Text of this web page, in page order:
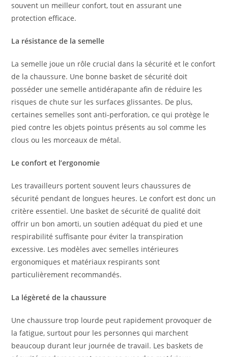
souvent un meilleur confort, tout en assurant une
protection efficace.
La résistance de la semelle
La semelle joue un rôle crucial dans la sécurité et le confort
de la chaussure. Une bonne basket de sécurité doit
posséder une semelle antidérapante afin de réduire les
risques de chute sur les surfaces glissantes. De plus,
certaines semelles sont anti-perforation, ce qui protège le
pied contre les objets pointus présents au sol comme les
clous ou les morceaux de métal.
Le confort et l’ergonomie
Les travailleurs portent souvent leurs chaussures de
sécurité pendant de longues heures. Le confort est donc un
critère essentiel. Une basket de sécurité de qualité doit
offrir un bon amorti, un soutien adéquat du pied et une
respirabilité suffisante pour éviter la transpiration
excessive. Les modèles avec semelles intérieures
ergonomiques et matériaux respirants sont
particulièrement recommandés.
La légèreté de la chaussure
Une chaussure trop lourde peut rapidement provoquer de
la fatigue, surtout pour les personnes qui marchent
beaucoup durant leur journée de travail. Les baskets de